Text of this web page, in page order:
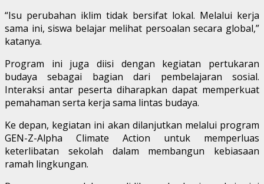
“Isu perubahan iklim tidak bersifat lokal. Melalui kerja
sama ini, siswa belajar melihat persoalan secara global,”
katanya.
Program ini juga diisi dengan kegiatan pertukaran
budaya sebagai bagian dari pembelajaran sosial.
Interaksi antar peserta diharapkan dapat memperkuat
pemahaman serta kerja sama lintas budaya.
Ke depan, kegiatan ini akan dilanjutkan melalui program
GEN-Z-Alpha Climate Action untuk memperluas
keterlibatan sekolah dalam membangun kebiasaan
ramah lingkungan.